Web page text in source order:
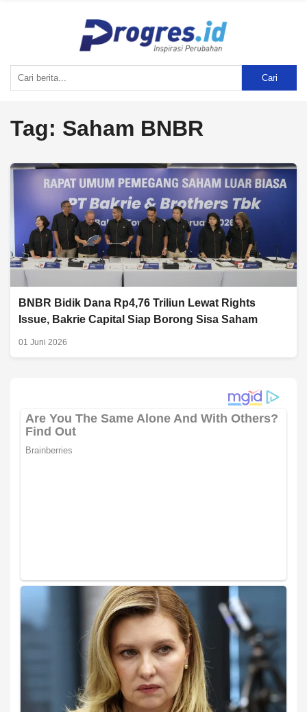
Cari
Tag: Saham BNBR
BNBR Bidik Dana Rp4,76 Triliun Lewat Rights
Issue, Bakrie Capital Siap Borong Sisa Saham
01 Juni 2026